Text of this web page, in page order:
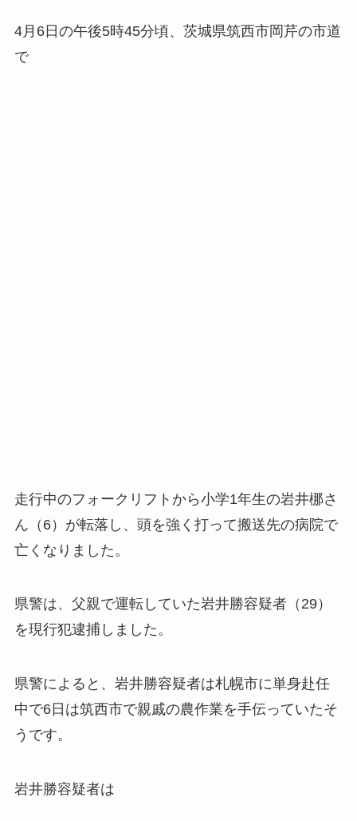
4月6日の午後5時45分頃、茨城県筑西市岡芹の市道
で
走行中のフォークリフトから小学1年生の岩井梛さ
ん（6）が転落し、頭を強く打って搬送先の病院で
亡くなりました。
県警は、父親で運転していた岩井勝容疑者（29）
を現行犯逮捕しました。
県警によると、岩井勝容疑者は札幌市に単身赴任
中で6日は筑西市で親戚の農作業を手伝っていたそ
うです。
岩井勝容疑者は